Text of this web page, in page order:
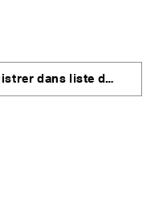
dans liste de favoris